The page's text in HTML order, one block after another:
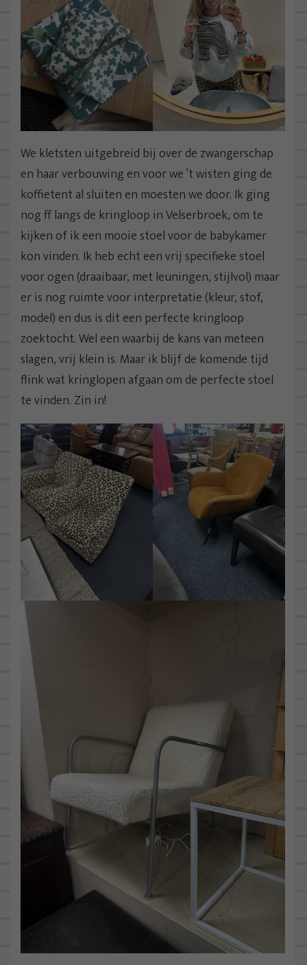
We kletsten uitgebreid bij over de zwangerschap
en haar verbouwing en voor we ‘t wisten ging de
koffietent al sluiten en moesten we door. Ik ging
nog ff langs de kringloop in Velserbroek, om te
kijken of ik een mooie stoel voor de babykamer
kon vinden. Ik heb echt een vrij specifieke stoel
voor ogen (draaibaar, met leuningen, stijlvol) maar
er is nog ruimte voor interpretatie (kleur, stof,
model) en dus is dit een perfecte kringloop
zoektocht. Wel een waarbij de kans van meteen
slagen, vrij klein is. Maar ik blijf de komende tijd
flink wat kringlopen afgaan om de perfecte stoel
te vinden. Zin in!